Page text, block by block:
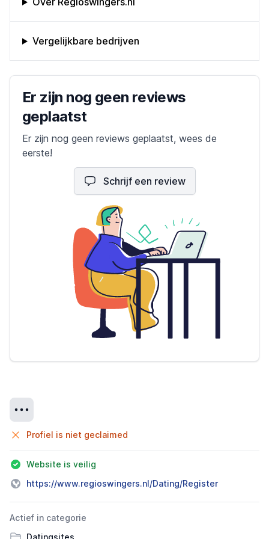
Vergelijkbare bedrijven
Bedrijfs reviews
Er zijn nog geen reviews
geplaatst
Er zijn nog geen reviews geplaatst, wees de
eerste!
Schrijf een review
Profiel is niet geclaimed
Website is veilig
https://www.regioswingers.nl/Dating/Register
Actief in categorie
Datingsites